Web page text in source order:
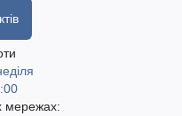
мережах: